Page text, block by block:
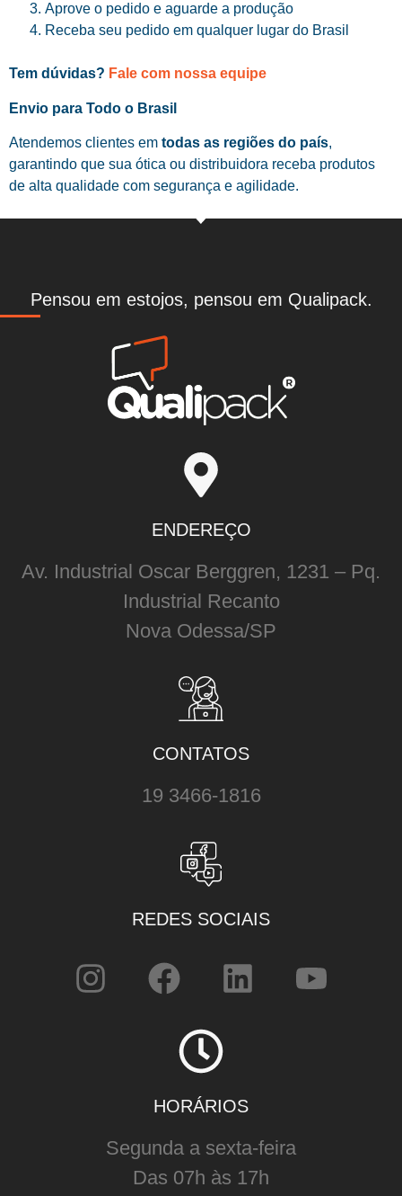
Aprove o pedido e aguarde a produção
Receba seu pedido em qualquer lugar do Brasil
Tem dúvidas? Fale com nossa equipe
Envio para Todo o Brasil
Atendemos clientes em todas as regiões do país,
garantindo que sua ótica ou distribuidora receba produtos
de alta qualidade com segurança e agilidade.
Pensou em estojos, pensou em Qualipack.
ENDEREÇO
Av. Industrial Oscar Berggren, 1231 – Pq.
Industrial Recanto
Nova Odessa/SP
CONTATOS
19 3466-1816
REDES SOCIAIS
HORÁRIOS
Segunda a sexta-feira
Das 07h às 17h